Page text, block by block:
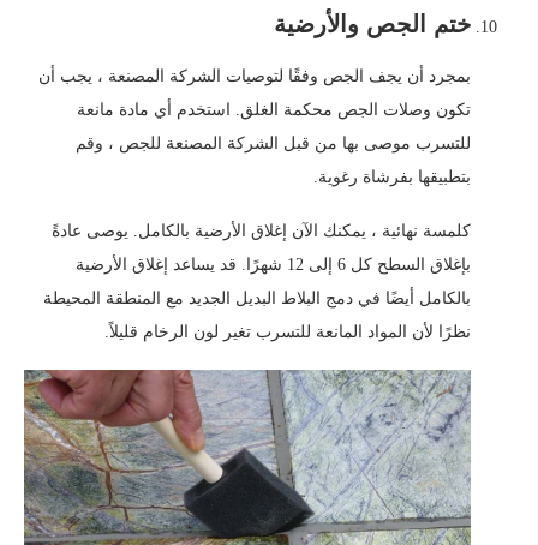
ختم الجص والأرضية
بمجرد أن يجف الجص وفقًا لتوصيات الشركة المصنعة ، يجب أن
تكون وصلات الجص محكمة الغلق. استخدم أي مادة مانعة
للتسرب موصى بها من قبل الشركة المصنعة للجص ، وقم
بتطبيقها بفرشاة رغوية.
كلمسة نهائية ، يمكنك الآن إغلاق الأرضية بالكامل. يوصى عادةً
بإغلاق السطح كل 6 إلى 12 شهرًا. قد يساعد إغلاق الأرضية
بالكامل أيضًا في دمج البلاط البديل الجديد مع المنطقة المحيطة
نظرًا لأن المواد المانعة للتسرب تغير لون الرخام قليلاً.